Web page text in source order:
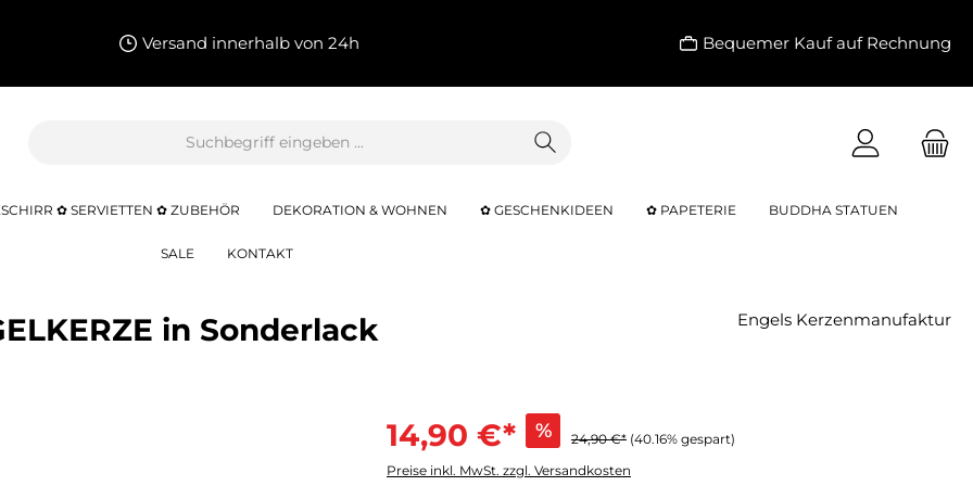
Versand innerhalb von 24h Bequemer Kauf auf Rechnung
✿ SERVIETTEN ✿ ZUBEHÖR DEKORATION & WOHNEN ✿ GESCHENKIDEEN ✿ PAPETERIE BUDDHA STATUEN
SALE KONTAKT
in Sonderlack Engels Kerzenmanufaktur
14,90 €* % 24,90 €* (40.16% gespart)
Preise inkl. MwSt. zzgl. Versandkosten